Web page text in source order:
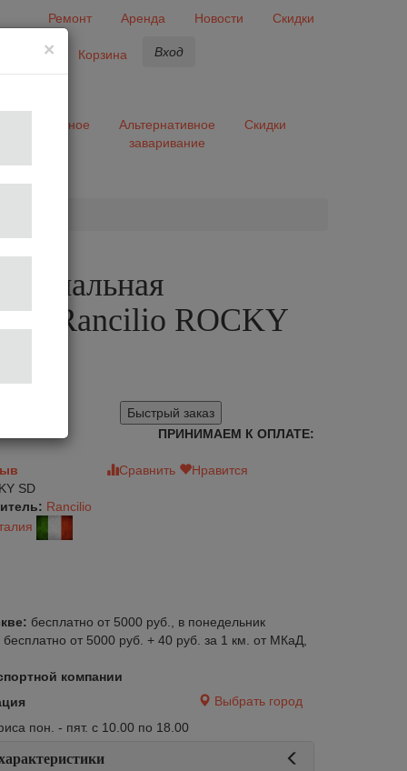
Ремонт Аренда Новости
Скидки
Корзина Вход
Разное
Альтернативное
заваривание
Скидки
Rancilio ROCKY
Быстрый заказ
ПРИНИМАЕМ К ОПЛАТЕ:
Сравнить
Нравится
SD
Rancilio
бесплатно от 5000 руб., в понедельник
бесплатно от 5000 руб. + 40 руб. за 1 км. от МКаД,
компании
Выбрать город
пон. - пят. с 10.00 по 18.00
×